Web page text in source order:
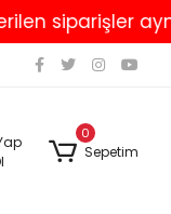
aynı
0
Sepetim